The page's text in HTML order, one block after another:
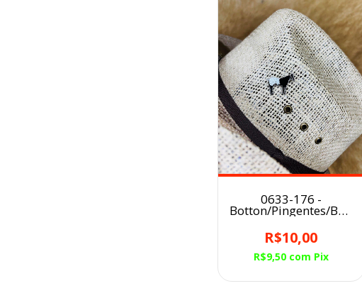
0633-176 -
Botton/Pingentes/Broche
para Chapéu CAVALO
R$10,00
R$9,50 com Pix